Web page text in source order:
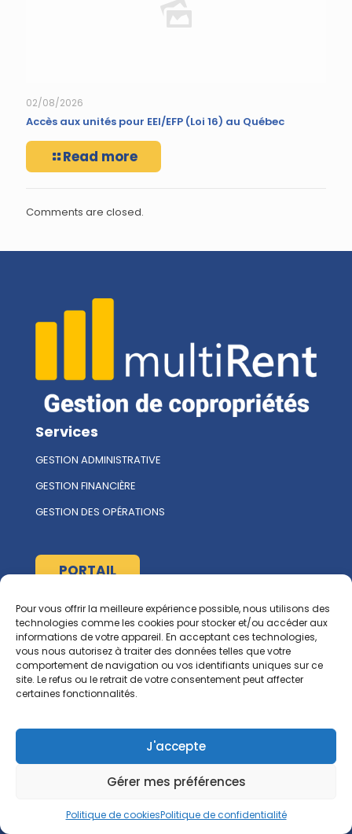
Pour vous offrir la meilleure expérience possible, nous utilisons des
technologies comme les cookies pour stocker et/ou accéder aux
informations de votre appareil. En acceptant ces technologies,
vous nous autorisez à traiter des données telles que votre
comportement de navigation ou vos identifiants uniques sur ce
site. Le refus ou le retrait de votre consentement peut affecter
certaines fonctionnalités.
J'accepte
Gérer mes préférences
Politique de cookiesPolitique de confidentialité
02/08/2026
Accès aux unités pour EEI/EFP (Loi 16) au Québec
Read more
Comments are closed.
Services
GESTION ADMINISTRATIVE
GESTION FINANCIÈRE
GESTION DES OPÉRATIONS
PORTAIL
À propos
L'ÉQUIPE MULTIRENT
NOUS CONTACTER
CORPIQ